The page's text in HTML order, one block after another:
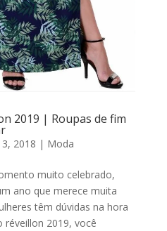
2019 | Roupas de fim
2018 | Moda
muito celebrado,
ano que merece muita
têm dúvidas na hora
réveillon 2019, você